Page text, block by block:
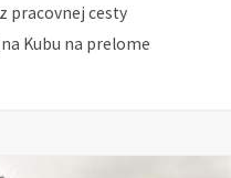
pracovnej cesty
Kubu na prelome